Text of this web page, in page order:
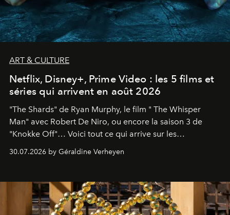
ART & CULTURE
Netflix, Disney+, Prime Video : les 5 films et
séries qui arrivent en août 2026
"The Shards" de Ryan Murphy, le film " The Whisper
Man" avec Robert De Niro, ou encore la saison 3 de
"Knokke Off"… Voici tout ce qui arrive sur les
30.07.2026 by Géraldine Verheyen